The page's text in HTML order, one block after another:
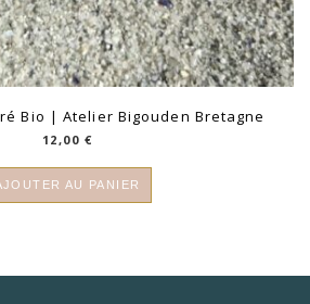
Bio | Atelier Bigouden Bretagne
12,00 €
AU PANIER